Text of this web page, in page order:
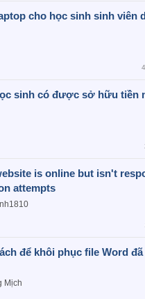
cho học sinh sinh viên
sinh có được sở hữu tiền
is online but isn't
attempts
để khôi phục file Word
Mịch